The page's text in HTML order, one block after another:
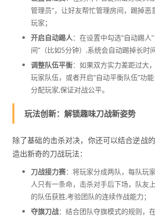
管理员”，让好友帮忙管理房间，踢掉恶
玩家；
开启自动踢人：在设置中勾选“自动踢人
间”（比如5分钟）,系统会自动踢掉长时
调整队伍平衡：如果双方实力差距过大
玩家队伍，或者开启“自动平衡队伍”功
分配玩家,保证对战公平。
玩法创新：解锁趣味刀战新姿势
除了基础的击杀对决，你还可以结合逆战
造出新奇的刀战玩法：
刀战接力赛：将玩家分成两队，每队玩
人只有一条命，击杀对手后下场，队友
的队伍获胜,考验团队的连续作战能力；
夺旗刀战：结合团队夺旗模式的规则，